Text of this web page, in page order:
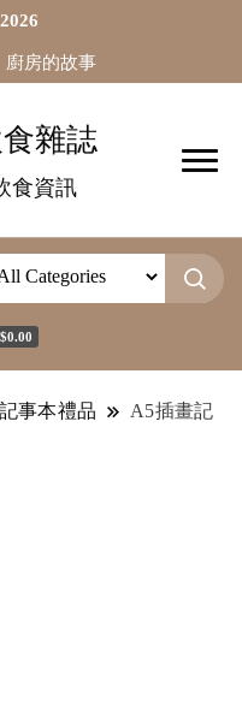
廚房的故事
雜誌
食資訊
記事本禮品
A5插畫記